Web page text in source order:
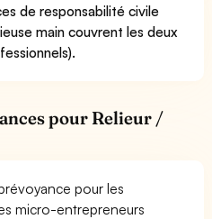
de responsabilité civile
main couvrent les deux
pour Relieur /
pour les
micro-entrepreneurs